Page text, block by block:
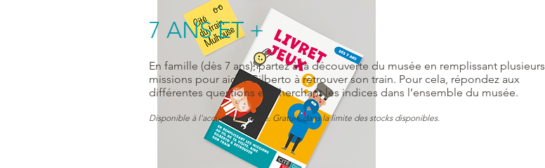
7 ANS ET +
En famille (dès 7 ans), partez à la découverte du musée en remplissant plusieurs
missions pour aider Gilberto à retrouver son train. Pour cela, répondez aux
différentes questions en cherchant les indices dans l’ensemble du musée.
Disponible à l'accueil du musée. Gratuit, dans la limite des stocks disponibles.